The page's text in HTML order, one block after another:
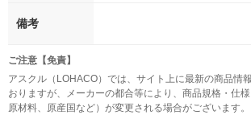
備考
ご注意【免責】
アスクル（LOHACO）では、サイト上に最新の商品情
おりますが、メーカーの都合等により、商品規格・仕様
原材料、原産国など）が変更される場合がございます